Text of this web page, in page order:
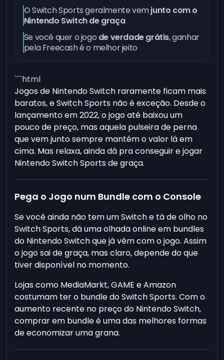
O Switch Sports geralmente vemjunto com o
Nintendo Switch degraça
Se você quer o jogo de verdade grátis, ganhar
pela Freecash é o melhor jeito
```html
Jogos de Nintendo Switch raramente ficam mais
baratos, e Switch Sports não é exceção. Desde o
lançamento em 2022, o jogo até baixou um
pouco de preço, mas aquela pulseira de perna
que vem junto sempre mantém o valor lá em
cima. Mas relaxa, ainda dá pra conseguir e jogar
Nintendo Switch Sports de graça.
Pega o Jogo num Bundle com o Console
Se você ainda não tem um Switch e tá de olho no
Switch Sports, dá uma olhada online em bundles
do Nintendo Switch que já vêm com o jogo. Assim
o jogo sai de graça, mas claro, depende do que
tiver disponível no momento.
Lojas como MediaMarkt, GAME e Amazon
costumam ter o bundle do Switch Sports. Com o
aumento recente no preço do Nintendo Switch,
comprar em bundle é uma das melhores formas
de economizar uma grana.